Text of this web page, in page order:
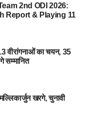
2nd ODI 2026:
Report & Playing 11
वीरांगनाओं का चयन, 35
सम्मानित
खरगे, चुनावी